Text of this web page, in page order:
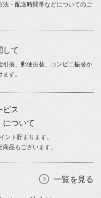
法・配送時間帯などについてのご
して
引換、郵便振替、コンビニ振替か
す。
ビス
について
ント貯まります。
品もございます。
一覧を見る